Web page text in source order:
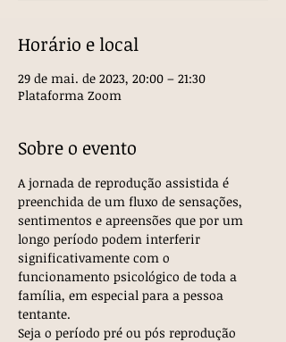
Horário e local
29 de mai. de 2023, 20:00 – 21:30
Plataforma Zoom
Sobre o evento
A jornada de reprodução assistida é
preenchida de um fluxo de sensações,
sentimentos e apreensões que por um
longo período podem interferir
significativamente com o
funcionamento psicológico de toda a
família, em especial para a pessoa
tentante.
Seja o período pré ou pós reprodução